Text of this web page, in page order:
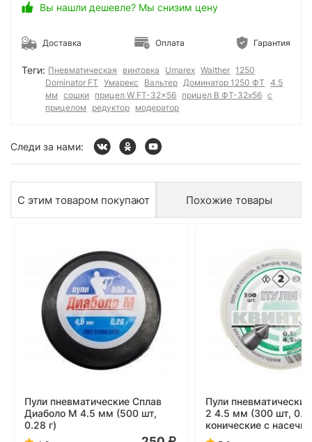
Вы нашли дешевле? Мы снизим цену
Доставка Оплата Гарантия
Теги: Пневматическая винтовка Umarex Walther 1250
Dominator FT
Умарекс Вальтер Доминатор 1250 ФТ
4.5
мм
сошки прицел W FT-32x56 прицел В ФТ-32х56 с
прицелом
редуктор модератор
Следи за нами:
С этим товаром покупают Похожие товары
Пули пневматические Сплав
Диаболо М 4.5 мм (500 шт,
0.28 г)
Пули
2 4.5 мм (300 шт, 0.5
конические с